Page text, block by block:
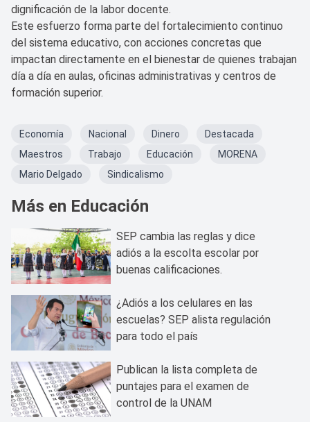
dignificación de la labor docente.
Este esfuerzo forma parte del fortalecimiento continuo
del sistema educativo, con acciones concretas que
impactan directamente en el bienestar de quienes trabajan
día a día en aulas, oficinas administrativas y centros de
formación superior.
Economía Nacional Dinero
Destacada
Maestros
Trabajo Educación
MORENA
Mario Delgado
Sindicalismo
Más en Educación
SEP cambia las reglas y dice
adiós a la escolta escolar por
buenas calificaciones.
¿Adiós a los celulares en las
escuelas? SEP alista regulación
para todo el país
Publican la lista completa de
puntajes para el examen de
control de la UNAM